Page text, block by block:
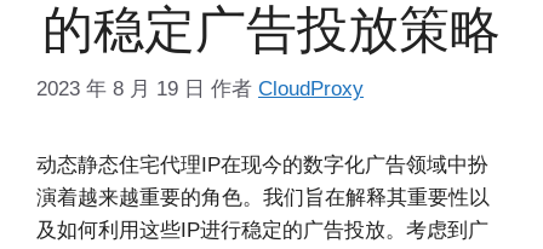
的稳定广告投放策略
2023 年 8 月 19 日 作者 CloudProxy
动态静态住宅代理IP在现今的数字化广告领域中扮
演着越来越重要的角色。我们旨在解释其重要性以
及如何利用这些IP进行稳定的广告投放。考虑到广